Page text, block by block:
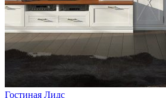
Гостиная Лидс